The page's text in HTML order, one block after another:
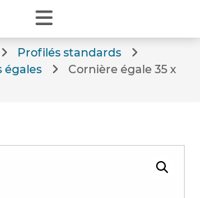
Profilés standards
égales
Cornière égale 35 x